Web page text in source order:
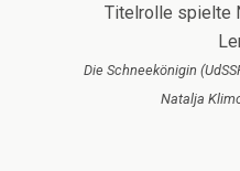
Die Schneekönigin
Natalja